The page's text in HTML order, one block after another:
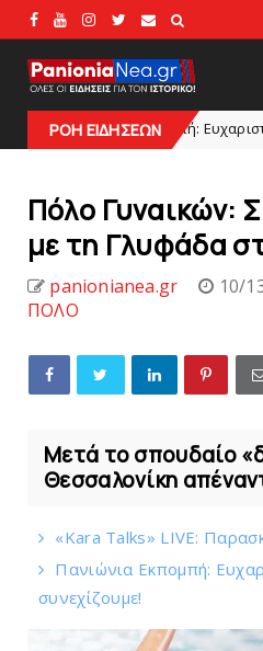
ΡΟΗ ΕΙΔΗΣΕΩΝ
Εκπομπή: Eυχαριστούμε και...
Πόλo Γυναικών:
με τη Γλυφάδα
panionianea.gr
10/
ΠΟΛΟ
Μετά το σπουδαίο
Θεσσαλονίκη
«Kara Talks» LIVE:
Πανιώνια Εκπομπή:
συνεχίζουμε!